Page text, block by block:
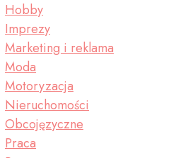
Hobby
Imprezy
Marketing i reklama
Moda
Motoryzacja
Nieruchomości
Obcojęzyczne
Praca